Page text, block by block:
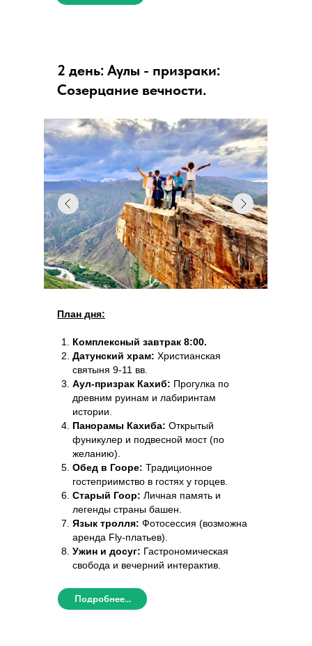
2 день: Аулы - призраки:
Созерцание вечности.
План дня:
Комплексный завтрак 8:00.
Датунский храм: Христианская
святыня 9-11 вв.
Аул-призрак Кахиб: Прогулка по
древним руинам и лабиринтам
истории.
Панорамы Кахиба: Открытый
фуникулер и подвесной мост (по
желанию).
Обед в Гооре: Традиционное
гостеприимство в гостях у горцев.
Старый Гоор: Личная память и
легенды страны башен.
Язык тролля: Фотосессия (возможна
аренда Fly-платьев).
Ужин и досуг: Гастрономическая
свобода и вечерний интерактив.
Подробнее...